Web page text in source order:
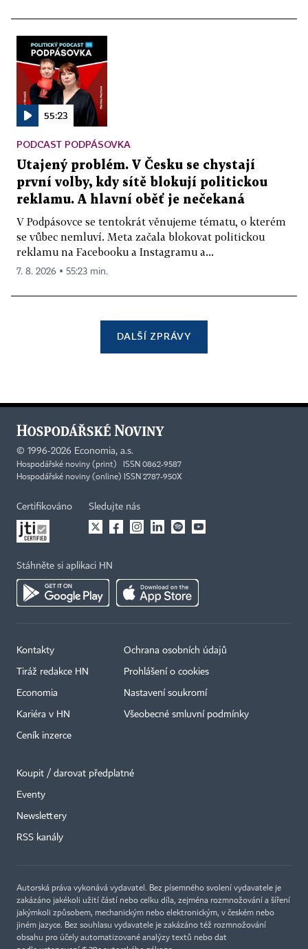
55:23
PODCAST PODPÁSOVKA
Utajený problém. V Česku se chystají
první volby, kdy sítě blokují politickou
reklamu. A hlavní oběť je nečekaná
V Podpásovce se tentokrát věnujeme tématu, o kterém
se vůbec nemluví. Meta začala blokovat politickou
reklamu na Facebooku a Instagramu a...
7. 8. 2026 ▪ 55:23 min.
DALŠÍ ZPRÁVY
© 1996-2026 Economia, a.s.
Hospodářské noviny (print) ISSN 0862-9587
Hospodářské noviny (online) ISSN 2787-950X
Certifikováno Sledujte nás
Stáhněte si aplikaci HN
Kontakty
Tiráž redakce HN
Economia
Kariéra v HN
Ceník inzerce
Ochrana osobních údajů
Prohlášení o cookies
Nastavení soukromí
Všeobecné smluvní podmínky
Koupit / darovat předplatné
Eventy
Newslettery
RSS kanály
Autorská práva vykonává vydavatel. Bez písemného svolení vydavatele je
zakázáno jakékoli užití částí nebo celku díla, zejména rozmnožování a šíření
jakýmkoli způsobem, mechanickým nebo elektronickým, v českém nebo
jiném jazyce. Bez souhlasu vydavatele je zakázáno též rozmnožování
obsahu pro účely automatizované analýzy textů nebo dat